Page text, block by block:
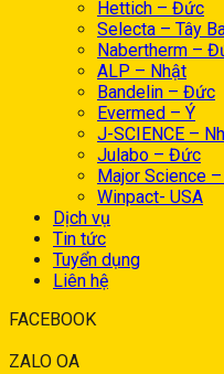
Hettich – Đức
Selecta – Tây
Nabertherm –
ALP – Nhật
Bandelin – Đức
Evermed – Ý
J-SCIENCE –
Julabo – Đức
Major Science
Winpact- USA
Dịch vụ
Tin tức
Tuyển dụng
Liên hệ
FACEBOOK
ZALO OA